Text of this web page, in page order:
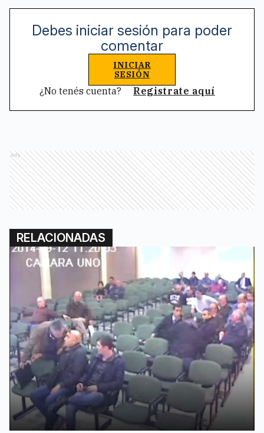
Debes iniciar sesión para poder
comentar
INICIAR
SESIÓN
¿No tenés cuenta? Registrate aquí
Ads
RELACIONADAS